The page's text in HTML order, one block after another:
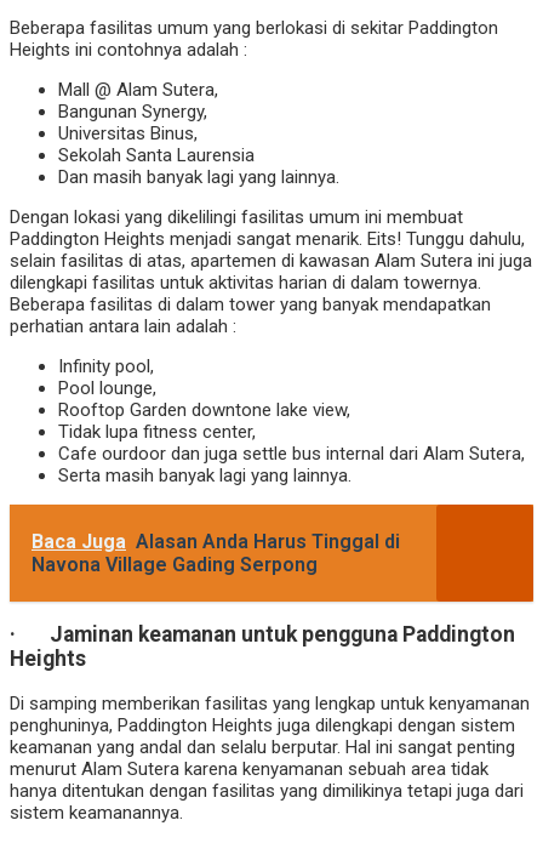
Beberapa fasilitas umum yang berlokasi di sekitar Paddington
Heights ini contohnya adalah :
Mall @ Alam Sutera,
Bangunan Synergy,
Universitas Binus,
Sekolah Santa Laurensia
Dan masih banyak lagi yang lainnya.
Dengan lokasi yang dikelilingi fasilitas umum ini membuat
Paddington Heights menjadi sangat menarik. Eits! Tunggu dahulu,
selain fasilitas di atas, apartemen di kawasan Alam Sutera ini juga
dilengkapi fasilitas untuk aktivitas harian di dalam towernya.
Beberapa fasilitas di dalam tower yang banyak mendapatkan
perhatian antara lain adalah :
Infinity pool,
Pool lounge,
Rooftop Garden downtone lake view,
Tidak lupa fitness center,
Cafe ourdoor dan juga settle bus internal dari Alam Sutera,
Serta masih banyak lagi yang lainnya.
Baca Juga Alasan Anda Harus Tinggal di
Navona Village Gading Serpong
· Jaminan keamanan untuk pengguna Paddington
Heights
Di samping memberikan fasilitas yang lengkap untuk kenyamanan
penghuninya, Paddington Heights juga dilengkapi dengan sistem
keamanan yang andal dan selalu berputar. Hal ini sangat penting
menurut Alam Sutera karena kenyamanan sebuah area tidak
hanya ditentukan dengan fasilitas yang dimilikinya tetapi juga dari
sistem keamanannya.